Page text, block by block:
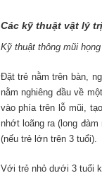
Các kỹ thuật vật lý
Kỹ thuật thông mũi
Đặt trẻ nằm trên bàn,
nằm nghiêng đầu về
vào phía trên lỗ mũi,
nhớt loãng ra (long
(nếu trẻ lớn trên 3 tuổi).
Với trẻ nhỏ dưới 3 tuổi